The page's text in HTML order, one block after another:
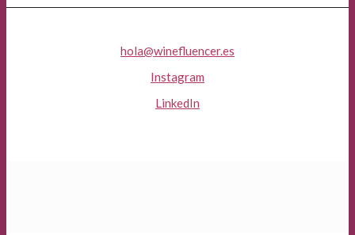
hola@winefluencer.es
Instagram
LinkedIn